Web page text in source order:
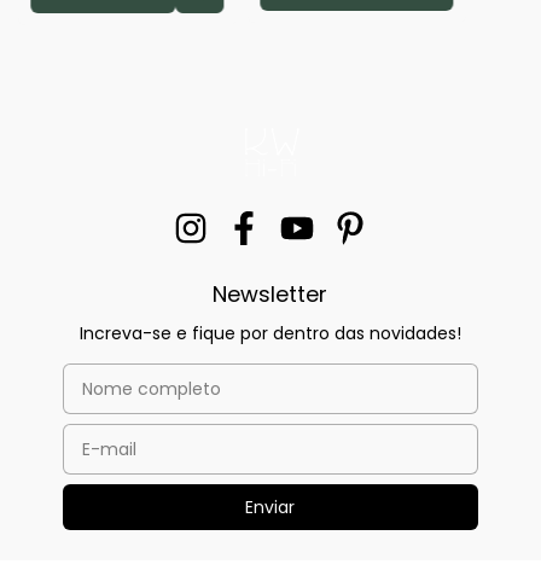
Newsletter
Increva-se e fique por dentro das novidades!